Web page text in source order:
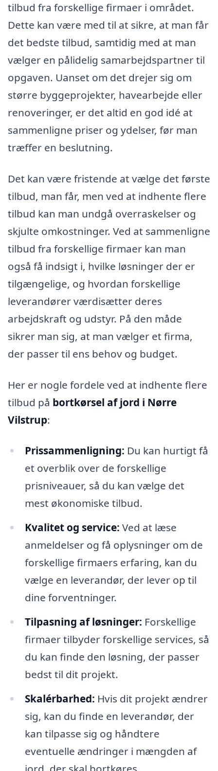
tilbud fra forskellige firmaer i området.
Dette kan være med til at sikre, at man får
det bedste tilbud, samtidig med at man
vælger en pålidelig samarbejdspartner til
opgaven. Uanset om det drejer sig om
større byggeprojekter, havearbejde eller
renoveringer, er det altid en god idé at
sammenligne priser og ydelser, før man
træffer en beslutning.
Det kan være fristende at vælge det første
tilbud, man får, men ved at indhente flere
tilbud kan man undgå overraskelser og
skjulte omkostninger. Ved at sammenligne
tilbud fra forskellige firmaer kan man
også få indsigt i, hvilke løsninger der er
tilgængelige, og hvordan forskellige
leverandører værdisætter deres
arbejdskraft og udstyr. På den måde
sikrer man sig, at man vælger et firma,
der passer til ens behov og budget.
Her er nogle fordele ved at indhente flere
tilbud på bortkørsel af jord i Nørre
Vilstrup:
Prissammenligning: Du kan hurtigt få
et overblik over de forskellige
prisniveauer, så du kan vælge det
mest økonomiske tilbud.
Kvalitet og service: Ved at læse
anmeldelser og få oplysninger om de
forskellige firmaers erfaring, kan du
vælge en leverandør, der lever op til
dine forventninger.
Tilpasning af løsninger: Forskellige
firmaer tilbyder forskellige services, så
du kan finde den løsning, der passer
bedst til dit projekt.
Skalérbarhed: Hvis dit projekt ændrer
sig, kan du finde en leverandør, der
kan tilpasse sig og håndtere
eventuelle ændringer i mængden af